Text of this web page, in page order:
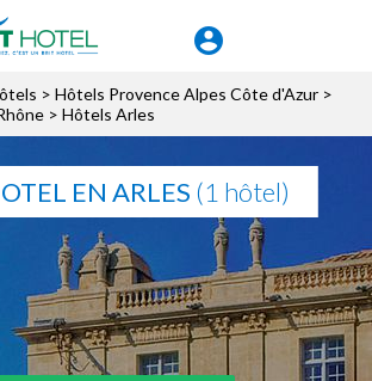
> Hôtels Provence Alpes Côte d'Azur >
> Hôtels Arles
EN ARLES (1 hôtel)